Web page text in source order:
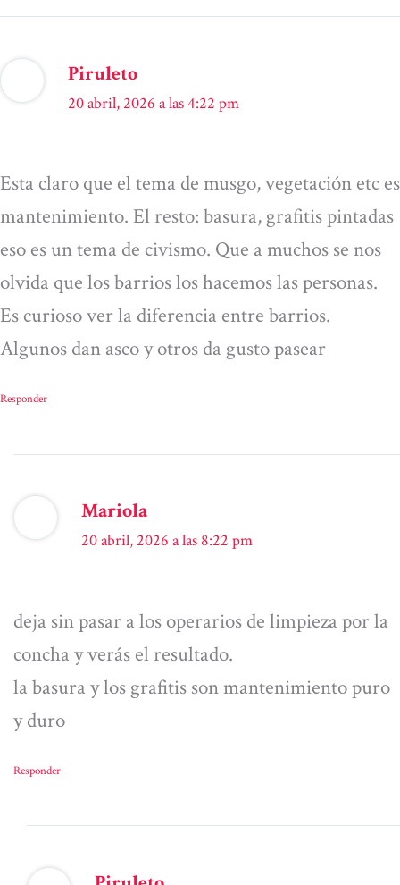
Piruleto
20 abril, 2026 a las 4:22 pm
Esta claro que el tema de musgo, vegetación etc es
mantenimiento. El resto: basura, grafitis pintadas
eso es un tema de civismo. Que a muchos se nos
olvida que los barrios los hacemos las personas.
Es curioso ver la diferencia entre barrios.
Algunos dan asco y otros da gusto pasear
Responder
Mariola
20 abril, 2026 a las 8:22 pm
deja sin pasar a los operarios de limpieza por la
concha y verás el resultado.
la basura y los grafitis son mantenimiento puro
y duro
Responder